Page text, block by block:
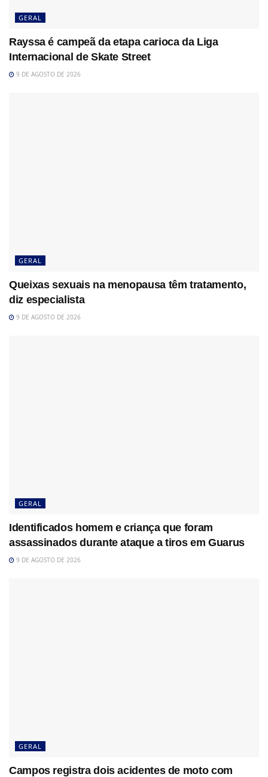
GERAL
Rayssa é campeã da etapa carioca da Liga
Internacional de Skate Street
9 DE AGOSTO DE 2026
GERAL
Queixas sexuais na menopausa têm tratamento,
diz especialista
9 DE AGOSTO DE 2026
GERAL
Identificados homem e criança que foram
assassinados durante ataque a tiros em Guarus
9 DE AGOSTO DE 2026
GERAL
Campos registra dois acidentes de moto com